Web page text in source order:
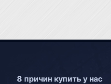
8 причин купить у нас